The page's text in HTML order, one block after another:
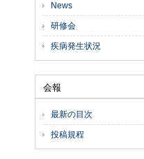
News
研修会
疾病発生状況
会報
最新の目次
投稿規程